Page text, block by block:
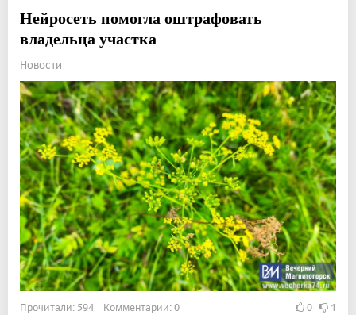
Нейросеть помогла оштрафовать
владельца участка
Новости
Прочитали: 594 Комментарии: 0 0 1